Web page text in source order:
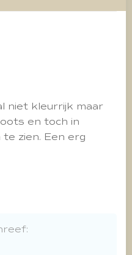
niet kleurrijk maar
en toch in
zien. Een erg